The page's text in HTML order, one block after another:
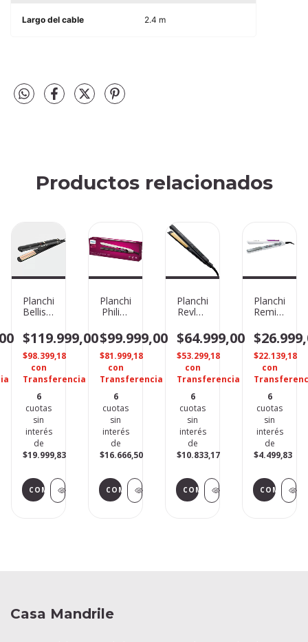
Largo del cable 2.4 m
Productos relacionados
Planchita
Bellissima
$119.999,00
$98.399,18
con
Transferencia
6
cuotas
sin
interés
de
$19.999,83
Planchita
Philips
$99.999,00
$81.999,18
con
Transferencia
6
cuotas
sin
interés
de
$16.666,50
Planchita
Revlon
$64.999,00
$53.299,18
con
Transferencia
6
cuotas
sin
interés
de
$10.833,17
Planchita
Remington
$22.139,18
con
6
cuotas
sin
interés
de
$4.499,83
Casa Mandrile